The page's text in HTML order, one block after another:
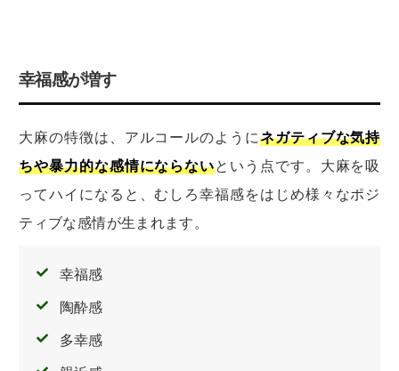
幸福感が増す
大麻の特徴は、アルコールのようにネガティブな気持
ちや暴力的な感情にならないという点です。大麻を吸
ってハイになると、むしろ幸福感をはじめ様々なポジ
ティブな感情が生まれます。
幸福感
陶酔感
多幸感